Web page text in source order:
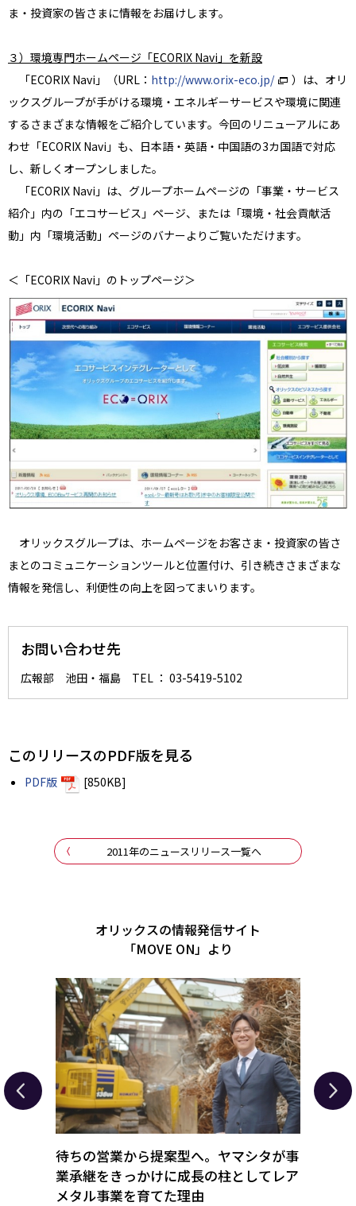
ま・投資家の皆さまに情報をお届けします。
３）環境専門ホームページ「ECORIX Navi」を新設
「ECORIX Navi」（URL： http://www.orix-eco.jp/
）は、オリ
ックスグループが手がける環境・エネルギーサービスや環境に関連
するさまざまな情報をご紹介しています。今回のリニューアルにあ
わせ「ECORIX Navi」も、日本語・英語・中国語の3カ国語で対応
し、新しくオープンしました。
「ECORIX Navi」は、グループホームページの「事業・サービス
紹介」内の「エコサービス」ページ、または「環境・社会貢献活
動」内「環境活動」ページのバナーよりご覧いただけます。
＜「ECORIX Navi」のトップページ＞
オリックスグループは、ホームページをお客さま・投資家の皆さ
まとのコミュニケーションツールと位置付け、引き続きさまざまな
情報を発信し、利便性の向上を図ってまいります。
お問い合わせ先
広報部 池田・福島 TEL ： 03-5419-5102
このリリースのPDF版を見る
PDF版 [850KB]
2011年のニュースリリース一覧へ
オリックスの情報発信サイト
「MOVE ON」より
待ちの営業から提案型へ。ヤマシタが事
業承継をきっかけに成長の柱としてレア
メタル事業を育てた理由